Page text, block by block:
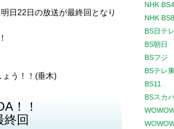
日22日の放送が最終回となり
う！！(垂木)
！！
回
NHK
NHK
BS日テレ
BS朝日
BSフジ
BSテレ東
BS11
BSスカ